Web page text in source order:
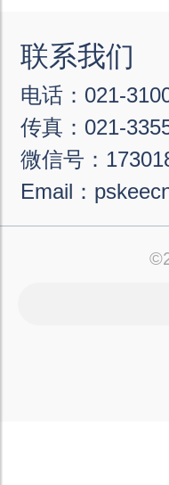
联系我们
电话：021-
传真：021-
微信号：
Email：